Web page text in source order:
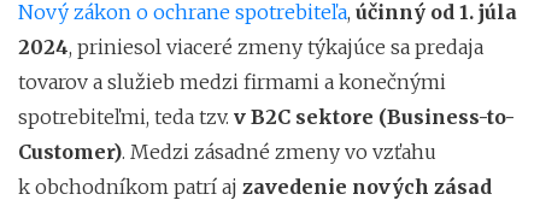
Nový zákon o ochrane spotrebiteľa, účinný od 1. júla
2024, priniesol viaceré zmeny týkajúce sa predaja
tovarov a služieb medzi firmami a konečnými
spotrebiteľmi, teda tzv. v B2C sektore (Business-to-
Customer). Medzi zásadné zmeny vo vzťahu
k obchodníkom patrí aj zavedenie nových zásad